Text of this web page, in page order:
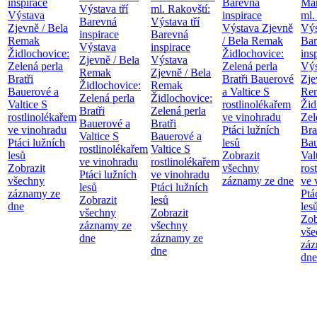
Výstava
Zjevně / Bela
Remak
Židlochovice:
Zelená perla
Bratři
Bauerové a
Valtice S
rostlinolékařem
ve vinohradu
Ptáci lužních
lesů
Zobrazit
všechny
záznamy ze
dne
Výstava tří
Barevná
inspirace
Výstava
Zjevně / Bela
Remak
Židlochovice:
Zelená perla
Bratři
Bauerové a
Valtice S
rostlinolékařem
ve vinohradu
Ptáci lužních
lesů
Zobrazit
všechny
záznamy ze
dne
ml. Rakovští:
Výstava tří
Barevná
inspirace
Výstava
Zjevně / Bela
Remak
Židlochovice:
Zelená perla
Bratři
Bauerové a
Valtice S
rostlinolékařem
ve vinohradu
Ptáci lužních
lesů
Zobrazit
všechny
záznamy ze
dne
inspirace
Výstava Zjevně
/ Bela Remak
Židlochovice:
Zelená perla
Bratři Bauerové
a Valtice S
rostlinolékařem
ve vinohradu
Ptáci lužních
lesů
Zobrazit
všechny
záznamy ze dne
ml.
ve
dne